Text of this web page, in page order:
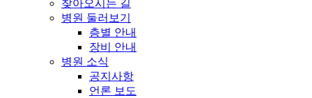
찾아오시는 길
병원 둘러보기
층별 안내
장비 안내
병원 소식
공지사항
언론 보도